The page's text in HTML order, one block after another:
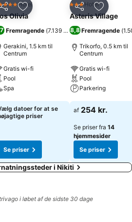
)
Del Føj til favoritter
Hotel
Olivia
Fremragende (7.139 bedømmelser)
Gerakini, 1.5 km til
Centrum
Gratis wi-fi
Pool
Spa
priser
datoer for at se
priser
Se priser
Del Føj til
3 Stjerner
Hotel
Asteris Village
8,8 Fremragende (
Trikorfo, 0.5 km til
Centrum
Gratis wi-fi
Pool
Parkering
Se priser
af 254 kr.
Se priser fra 14
hjemmesider
Se priser
i Nikiti
i løbet af de sidste 30 dage